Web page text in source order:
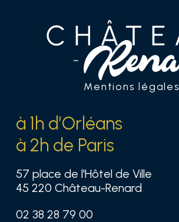
Mentions légales
à 1h d’Orléans
à 2h de Paris
57 place de l'Hôtel de Ville
45 220 Château-Renard
02 38 28 79 00